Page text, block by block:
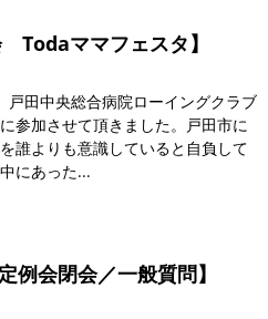
Todaママフェスタ】
田中央総合病院ローイングクラブ
参加させて頂きました。戸田市に
誰よりも意識していると自負して
にあった
例会閉会／一般質問】